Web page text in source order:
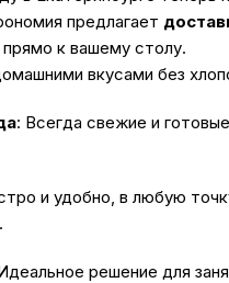
предлагает
к вашему столу.
вкусами без
: Всегда свежие и
и удобно, в любую
решение для